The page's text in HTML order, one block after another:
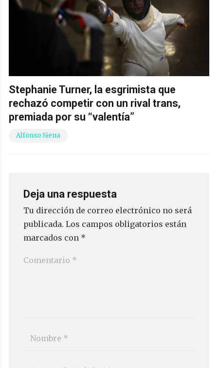
Stephanie Turner, la esgrimista que
rechazó competir con un rival trans,
premiada por su “valentía”
Alfonso Siena
Deja una respuesta
Tu dirección de correo electrónico no será
publicada. Los campos obligatorios están
marcados con *